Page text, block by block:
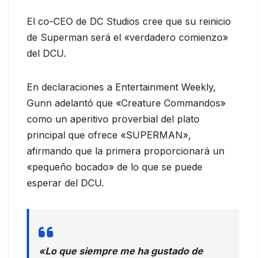
El co-CEO de DC Studios cree que su reinicio
de Superman será el «verdadero comienzo»
del DCU.
En declaraciones a Entertainment Weekly,
Gunn adelantó que «Creature Commandos»
como un aperitivo proverbial del plato
principal que ofrece «SUPERMAN»,
afirmando que la primera proporcionará un
«pequeño bocado» de lo que se puede
esperar del DCU.
«Lo que siempre me ha gustado de